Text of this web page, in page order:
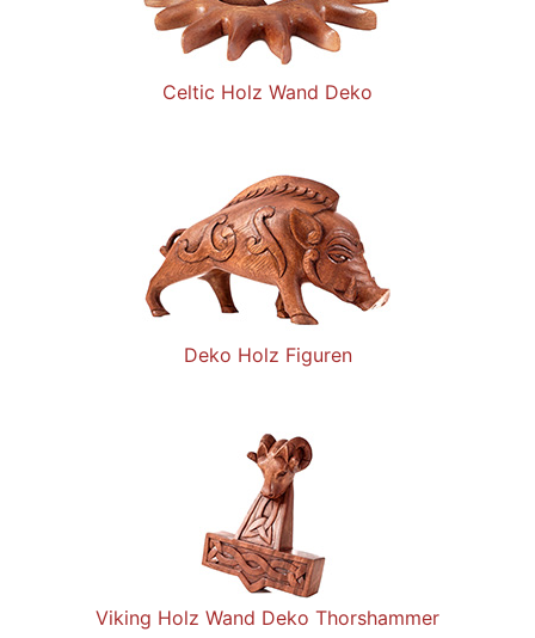
Celtic Holz Wand Deko
Deko Holz Figuren
Viking Holz Wand Deko Thorshammer